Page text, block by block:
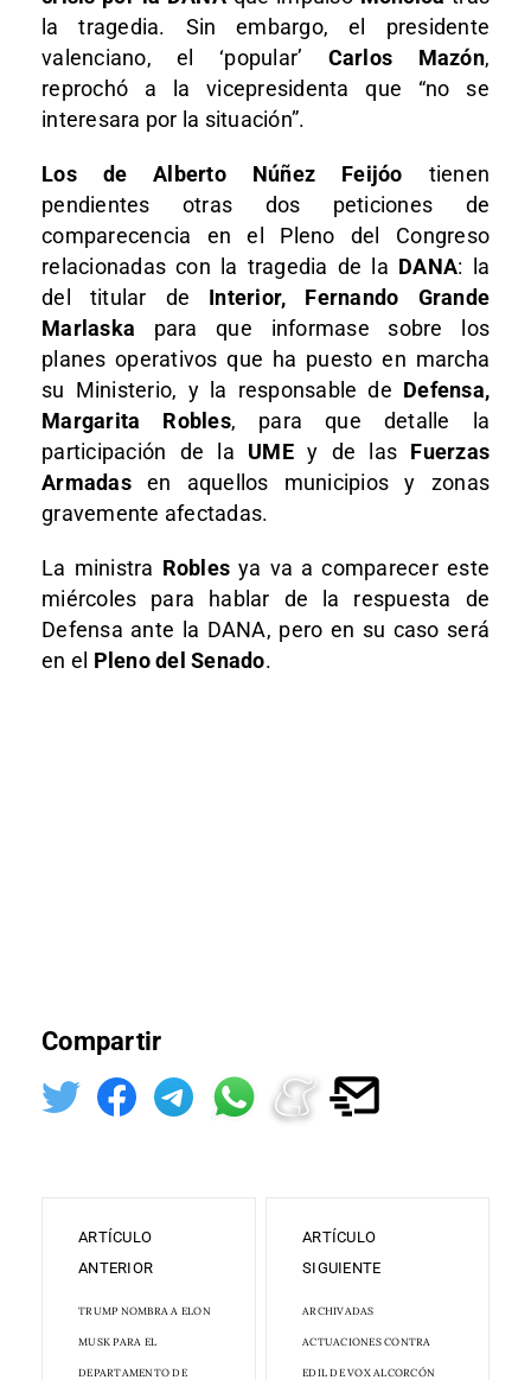
la tragedia. Sin embargo, el presidente
valenciano, el ‘popular’ Carlos Mazón,
reprochó a la vicepresidenta que “no se
interesara por la situación”.
Los de Alberto Núñez Feijóo tienen
pendientes otras dos peticiones de
comparecencia en el Pleno del Congreso
relacionadas con la tragedia de la DANA: la
del titular de Interior, Fernando Grande
Marlaska para que informase sobre los
planes operativos que ha puesto en marcha
su Ministerio, y la responsable de Defensa,
Margarita Robles, para que detalle la
participación de la UMEy de las Fuerzas
Armadasen aquellos municipios y zonas
gravemente afectadas.
La ministra Robles ya va a comparecer este
miércoles para hablar de la respuesta de
Defensa ante la DANA, pero en su caso será
en el Pleno del Senado.
Compartir
ARTÍCULO
ANTERIOR
TRUMP NOMBRA A ELON
MUSK PARA EL
DEPARTAMENTO DE
ARTÍCULO
SIGUIENTE
ARCHIVADAS
ACTUACIONES CONTRA
EDIL DE VOX ALCORCÓN